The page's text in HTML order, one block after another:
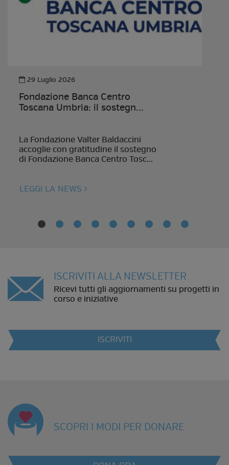
29 Luglio 2026
Fondazione Banca Centro
Toscana Umbria: il sostegn...
La Fondazione Valter Baldaccini
accoglie con gratitudine il sostegno
di Fondazione Banca Centro Tosc...
LEGGI LA NEWS
ISCRIVITI ALLA NEWSLETTER
Ricevi tutti gli aggiornamenti su progetti in
corso e iniziative
ISCRIVITI
SCOPRI I MODI PER DONARE